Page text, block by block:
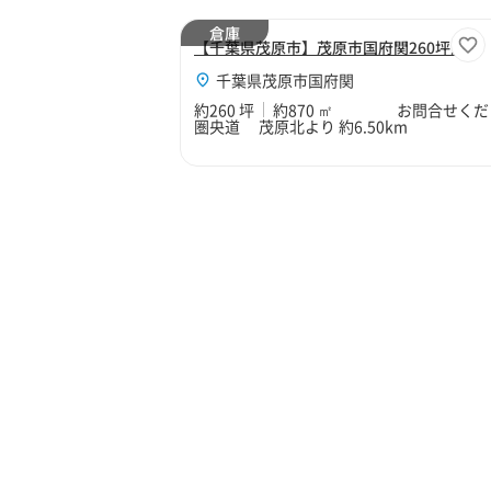
【千葉県茂原市】茂原市国府関260坪倉庫
千葉県茂原市国府関
約260 坪
約870 ㎡ お問合せく
圏央道 茂原北より 約6.50km
倉庫